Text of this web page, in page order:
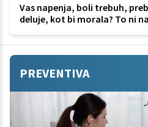
Vas napenja, boli trebuh,
deluje, kot bi morala? To ni
PREVENTIVA